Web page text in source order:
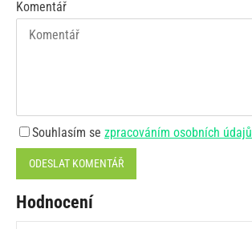
Komentář
Souhlasím se zpracováním osobních údajů
ODESLAT KOMENTÁŘ
Hodnocení